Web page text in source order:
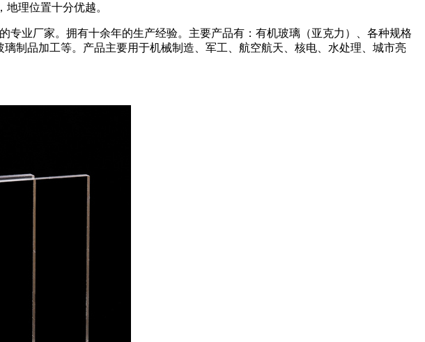
理位置十分优越。
业厂家。拥有十余年的生产经验。主要产品有：有机玻璃（亚克力）、各种规格
制品加工等。产品主要用于机械制造、军工、航空航天、核电、水处理、城市亮